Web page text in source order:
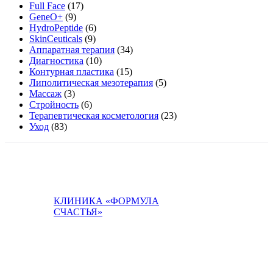
Full Face (17)
GeneO+ (9)
HydroPeptide (6)
SkinCeuticals (9)
Аппаратная терапия (34)
Диагностика (10)
Контурная пластика (15)
Липолитическая мезотерапия (5)
Массаж (3)
Стройность (6)
Терапевтическая косметология (23)
Уход (83)
КЛИНИКА «ФОРМУЛА
СЧАСТЬЯ»